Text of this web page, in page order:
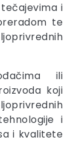
i
te
ili
koji
i
i kvalitete